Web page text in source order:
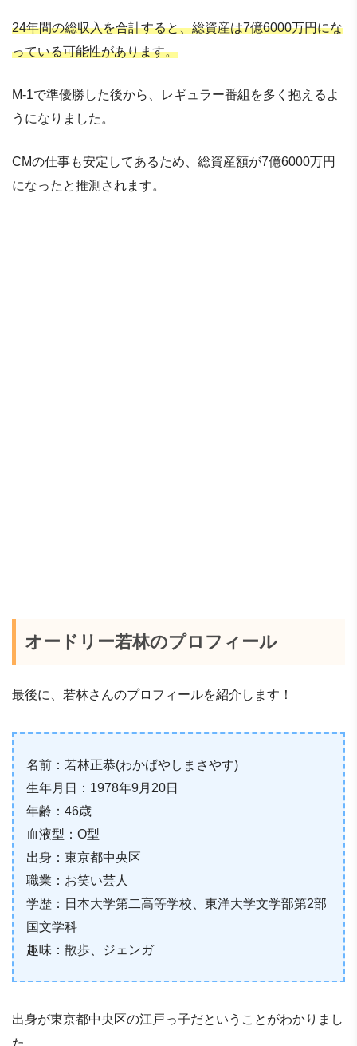
24年間の総収入を合計すると、総資産は7億6000万円にな
っている可能性があります。
M-1で準優勝した後から、レギュラー番組を多く抱えるよ
うになりました。
CMの仕事も安定してあるため、総資産額が7億6000万円
になったと推測されます。
オードリー若林のプロフィール
最後に、若林さんのプロフィールを紹介します！
名前：若林正恭(わかばやしまさやす)
生年月日：1978年9月20日
年齢：46歳
血液型：O型
出身：東京都中央区
職業：お笑い芸人
学歴：日本大学第二高等学校、東洋大学文学部第2部
国文学科
趣味：散歩、ジェンガ
出身が東京都中央区の江戸っ子だということがわかりまし
た。